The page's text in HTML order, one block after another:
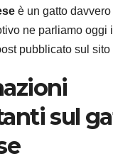
è un gatto
ne parliamo oggi
pubblicato sul sito
sul